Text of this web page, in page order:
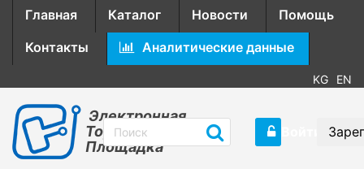
Главная Каталог Новости
Помощь
Контакты
Аналитические данные
KG EN
Электронная
Торговая
Площадка